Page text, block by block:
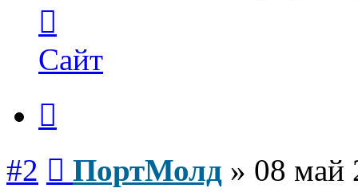
пользователя
ПортМолд
Сайт
#2 ПортМолд » 08 май